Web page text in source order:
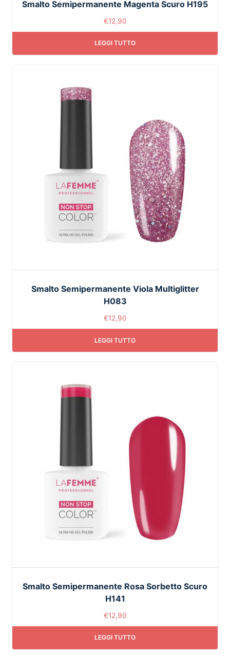
Smalto Semipermanente Magenta Scuro H195
€12,90
LEGGI TUTTO
Smalto Semipermanente Viola Multiglitter
H083
€12,90
LEGGI TUTTO
Smalto Semipermanente Rosa Sorbetto Scuro
H141
€12,90
LEGGI TUTTO